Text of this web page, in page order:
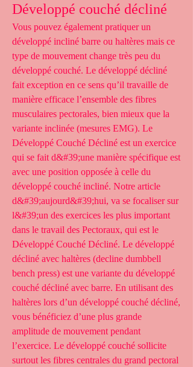
Développé couché décliné
Vous pouvez également pratiquer un
développé incliné barre ou haltères mais ce
type de mouvement change très peu du
développé couché. Le développé décliné
fait exception en ce sens qu’il travaille de
manière efficace l’ensemble des fibres
musculaires pectorales, bien mieux que la
variante inclinée (mesures EMG). Le
Développé Couché Décliné est un exercice
qui se fait d&#39;une manière spécifique est
avec une position opposée à celle du
développé couché incliné. Notre article
d&#39;aujourd&#39;hui, va se focaliser sur
l&#39;un des exercices les plus important
dans le travail des Pectoraux, qui est le
Développé Couché Décliné. Le développé
décliné avec haltères (decline dumbbell
bench press) est une variante du développé
couché décliné avec barre. En utilisant des
haltères lors d’un développé couché décliné,
vous bénéficiez d’une plus grande
amplitude de mouvement pendant
l’exercice. Le développé couché sollicite
surtout les fibres centrales du grand pectoral